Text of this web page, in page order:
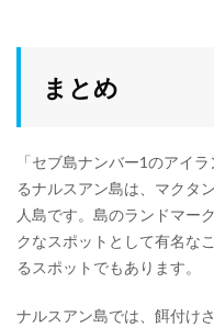
まとめ
「セブ島ナンバー1のアイ
るナルスアン島は、マクタ
人島です。島のランドマー
クなスポットとして有名な
るスポットでもあります。
ナルスアン島では、餌付け